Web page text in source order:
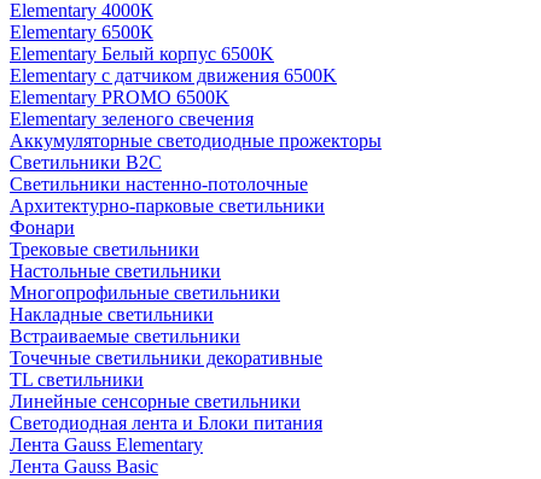
Elementary 4000К
Elementary 6500К
Elementary Белый корпус 6500K
Elementary с датчиком движения 6500K
Elementary PROMO 6500K
Elementary зеленого свечения
Аккумуляторные светодиодные прожекторы
Светильники B2C
Светильники настенно-потолочные
Архитектурно-парковые светильники
Фонари
Трековые светильники
Настольные светильники
Многопрофильные светильники
Накладные светильники
Встраиваемые светильники
Точечные светильники декоративные
TL светильники
Линейные сенсорные светильники
Светодиодная лента и Блоки питания
Лента Gauss Elementary
Лента Gauss Basic